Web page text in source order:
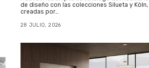
de diseño con las colecciones Silueta y Köln,
creadas por…
28 JULIO, 2026